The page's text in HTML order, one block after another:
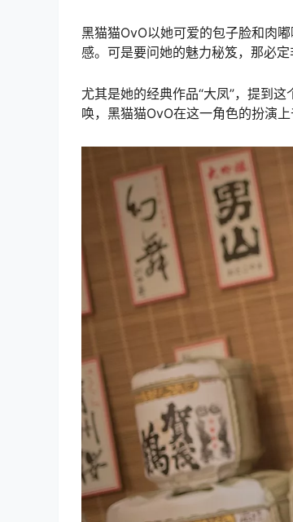
黑猫猫OvO以她可爱的包子脸和肉
感。可是要问她的魅力秘笈，那必定
尤其是她的经典作品“大凤”，提到
唤，黑猫猫OvO在这一角色的扮演上